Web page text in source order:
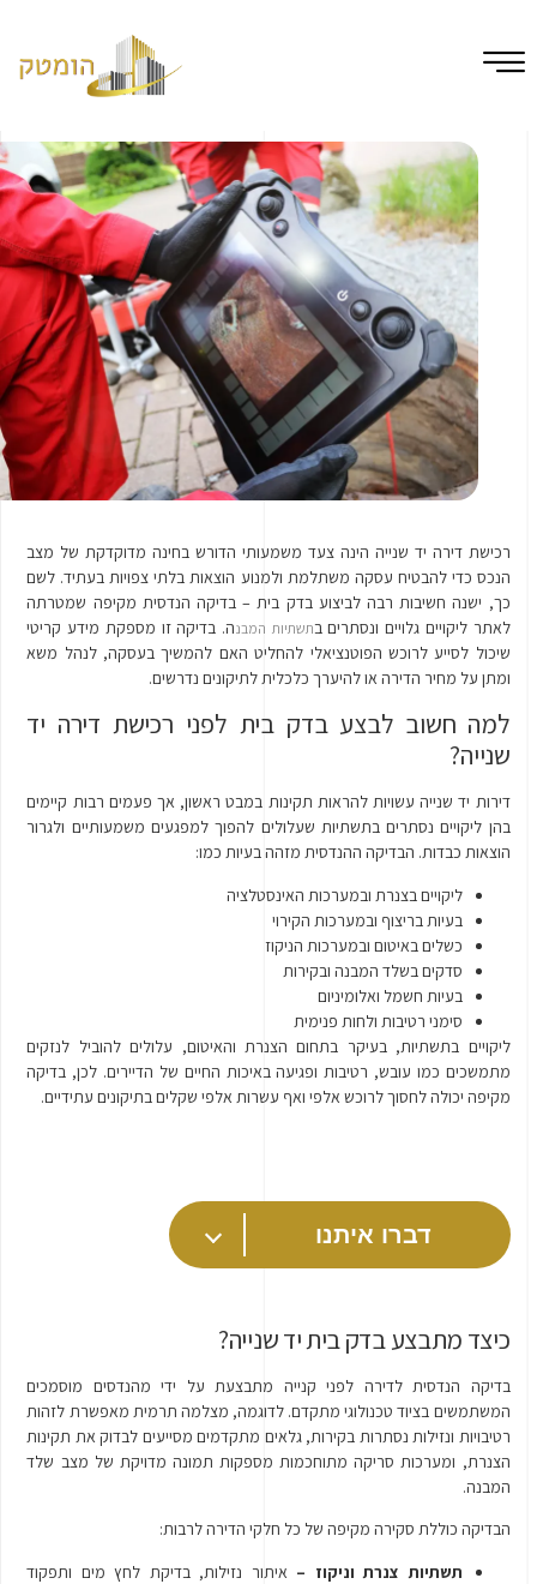
רכישת דירה יד שנייה הינה צעד משמעותי הדורש בחינה מדוקדקת של מצב
הנכס כדי להבטיח עסקה משתלמת ולמנוע הוצאות בלתי צפויות בעתיד. לשם
כך, ישנה חשיבות רבה לביצוע בדק בית – בדיקה הנדסית מקיפה שמטרתה
לאתר ליקויים גלויים ונסתרים בתשתיות המבנה. בדיקה זו מספקת מידע קריטי
שיכול לסייע לרוכש הפוטנציאלי להחליט האם להמשיך בעסקה, לנהל משא
ומתן על מחיר הדירה או להיערך כלכלית לתיקונים נדרשים.
למה חשוב לבצע בדק בית לפני רכישת דירה יד
שנייה?
דירות יד שנייה עשויות להראות תקינות במבט ראשון, אך פעמים רבות קיימים
בהן ליקויים נסתרים בתשתיות שעלולים להפוך למפגעים משמעותיים ולגרור
הוצאות כבדות. הבדיקה ההנדסית מזהה בעיות כמו:
ליקויים בצנרת ובמערכות האינסטלציה
בעיות בריצוף ובמערכות הקירוי
כשלים באיטום ובמערכות הניקוז
סדקים בשלד המבנה ובקירות
בעיות חשמל ואלומיניום
סימני רטיבות ולחות פנימית
ליקויים בתשתיות, בעיקר בתחום הצנרת והאיטום, עלולים להוביל לנזקים
מתמשכים כמו עובש, רטיבות ופגיעה באיכות החיים של הדיירים. לכן, בדיקה
מקיפה יכולה לחסוך לרוכש אלפי ואף עשרות אלפי שקלים בתיקונים עתידיים.
דברו איתנו
כיצד מתבצע בדק בית יד שנייה?
בדיקה הנדסית לדירה לפני קנייה מתבצעת על ידי מהנדסים מוסמכים
המשתמשים בציוד טכנולוגי מתקדם. לדוגמה, מצלמה תרמית מאפשרת לזהות
רטיבויות ונזילות נסתרות בקירות, גלאים מתקדמים מסייעים לבדוק את תקינות
הצנרת, ומערכות סריקה מתוחכמות מספקות תמונה מדויקת של מצב שלד
המבנה.
הבדיקה כוללת סקירה מקיפה של כל חלקי הדירה לרבות:
תשתיות צנרת וניקוז – איתור נזילות, בדיקת לחץ מים ותפקוד